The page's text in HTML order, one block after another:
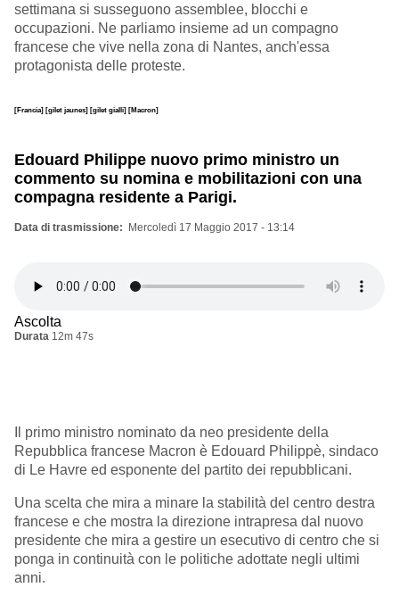
settimana si susseguono assemblee, blocchi e
occupazioni. Ne parliamo insieme ad un compagno
francese che vive nella zona di Nantes, anch'essa
protagonista delle proteste.
[Francia] [gilet jaunes] [gilet gialli] [Macron]
Edouard Philippe nuovo primo ministro un
commento su nomina e mobilitazioni con una
compagna residente a Parigi.
Data di trasmissione Mercoledì 17 Maggio 2017 - 13:14
Ascolta
Durata 12m 47s
Il primo ministro nominato da neo presidente della
Repubblica francese Macron è Edouard Philippè, sindaco
di Le Havre ed esponente del partito dei repubblicani.
Una scelta che mira a minare la stabilità del centro destra
francese e che mostra la direzione intrapresa dal nuovo
presidente che mira a gestire un esecutivo di centro che si
ponga in continuità con le politiche adottate negli ultimi
anni.